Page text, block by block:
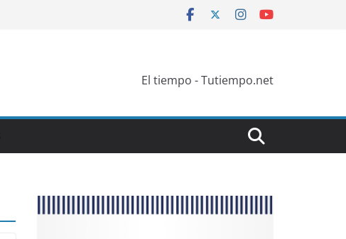
El tiempo - Tutiempo.net